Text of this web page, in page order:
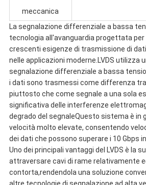
meccanica
La segnalazione differenziale a bassa
tecnologia all'avanguardia progettata
crescenti esigenze di trasmissione di
nelle applicazioni moderne.LVDS utilizza
segnalazione differenziale a bassa
i dati sono trasmessi come differenza
piuttosto che come segnale a una sola
significativa delle interferenze
degrado del segnaleQuesto sistema è in
velocità molto elevate, consentendo
dei dati che possono superare i 10 Gbps
Uno dei principali vantaggi del LVDS è la
attraversare cavi di rame relativamente
contorta,rendendola una soluzione